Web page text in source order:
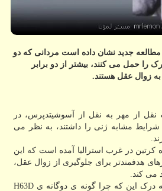
جدید نشان داده است مردانی که دو
را حمل می کنند، بیشتر از دو برابر
زوال عقل هستند.
از مهر به نقل از آسوشیتدپرس، در
شرایط مشابه ژنی را داشتند، به نظر می
کرتین در غرب استرالیا آمده است که این
هدفمندتر برای جلوگیری از زوال عقل،
می کند.
در این بیانیه آمده است که درک این که چرا گونه ی دوگانه ی H63D